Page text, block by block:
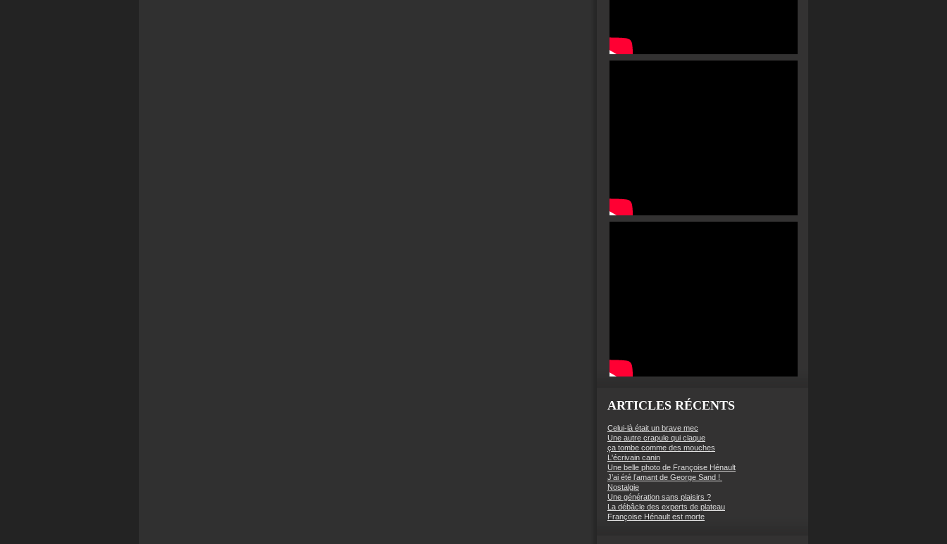
ARTICLES RÉCENTS
Celui-là était un brave mec
Une autre crapule qui claque
ça tombe comme des mouches
L'écrivain canin
Une belle photo de Françoise Hénault
J’ai été l’amant de George Sand !
Nostalgie
Une génération sans plaisirs ?
La débâcle des experts de plateau
Françoise Hénault est morte